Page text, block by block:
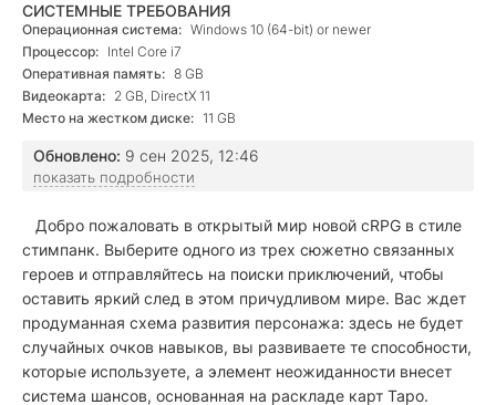
СИСТЕМНЫЕ ТРЕБОВАНИЯ
Операционная система: Windows 10 (64-bit) or newer
Процессор: Intel Core i7
Оперативная память: 8 GB
Видеокарта: 2 GB, DirectX 11
Место на жестком диске: 11 GB
Обновлено: 9 сен 2025, 12:46
показать подробности
Добро пожаловать в открытый мир новой cRPG в стиле
стимпанк. Выберите одного из трех сюжетно связанных
героев и отправляйтесь на поиски приключений, чтобы
оставить яркий след в этом причудливом мире. Вас ждет
продуманная схема развития персонажа: здесь не будет
случайных очков навыков, вы развиваете те способности,
которые используете, а элемент неожиданности внесет
система шансов, основанная на раскладе карт Таро.